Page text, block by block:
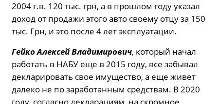
2004 г.в. 120 тыс. грн, а в прошлом году указал
доход от продажи этого авто своему отцу за 150
тыс. Грн, и это после 4 лет эксплуатации.
Гейко Алексей Владимирович, который начал
работать в НАБУ еще в 2015 году, все забывал
декларировать свое имущество, а еще живет
далеко не по заработанным средствам. В 2020